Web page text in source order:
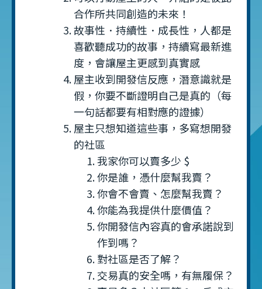
合作所共同創造的未來！
故事性．持續性．成長性，人都是
喜歡聽成功的故事，持續寫最新進
度，會讓屋主更感到真實感
屋主收到開發信反應，潛意識就是
假，你要不斷證明自己是真的（每
一句話都要有相對應的證據）
屋主只想知道這些事，多寫想開發
的社區
我家你可以賣多少 $
你是誰，憑什麼幫我賣？
你會不會賣、怎麼幫我賣？
你能為我提供什麼價值？
你開發信內容真的會承諾說到
作到嗎？
對社區是否了解？
交易真的安全嗎，有無履保？